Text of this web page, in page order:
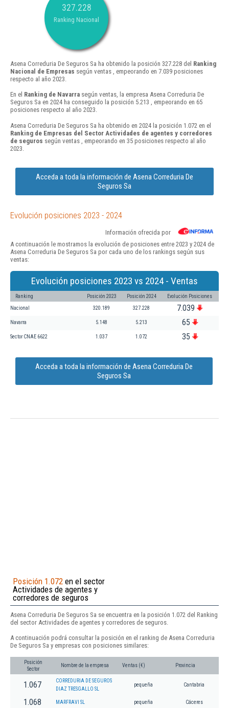
327.228
Ranking Nacional
Asena Correduria De Seguros Sa ha obtenido la posición 327.228 del Ranking
Nacional de Empresas según ventas , empeorando en 7.039 posiciones
respecto al año 2023.
En el Ranking de Navarra según ventas, la empresa Asena Correduria De
Seguros Sa en 2024 ha conseguido la posición 5.213 , empeorando en 65
posiciones respecto al año 2023.
Asena Correduria De Seguros Sa ha obtenido en 2024 la posición 1.072 en el
Ranking de Empresas del Sector Actividades de agentes y corredores
de seguros según ventas , empeorando en 35 posiciones respecto al año
2023.
Acceda a toda la información de Asena Correduria De
Seguros Sa
Evolución posiciones 2023 - 2024
Información ofrecida por
A continuación le mostramos la evolución de posiciones entre 2023 y 2024 de
Asena Correduria De Seguros Sa por cada uno de los rankings según sus
ventas:
Evolución posiciones 2023 vs 2024 - Ventas
Ranking Posición 2023 Posición 2024 Evolución Posiciones
Nacional 320.189 327.228 7.039
Navarra 5.148 5.213 65
Sector CNAE 6622 1.037 1.072 35
Acceda a toda la información de Asena Correduria De
Seguros Sa
Posición 1.072 en el sector
Actividades de agentes y
corredores de seguros
Asena Correduria De Seguros Sa se encuentra en la posición 1.072 del Ranking
del sector Actividades de agentes y corredores de seguros.
A continuación podrá consultar la posición en el ranking de Asena Correduria
De Seguros Sa y empresas con posiciones similares:
Posición
Sector
Nombre de la empresa Ventas (€) Provincia
1.067
CORREDURIA DE SEGUROS
DIAZ TRESGALLO SL
pequeña Cantabria
1.068 MARFRAVI SL pequeña Cáceres